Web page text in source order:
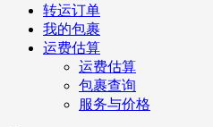
转运订单
我的包裹
运费估算
运费估算
包裹查询
服务与价格